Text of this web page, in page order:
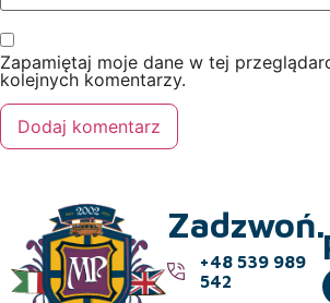
Zapamiętaj moje dane w tej
kolejnych komentarzy.
Zadzwoń.
+48 539 989
542